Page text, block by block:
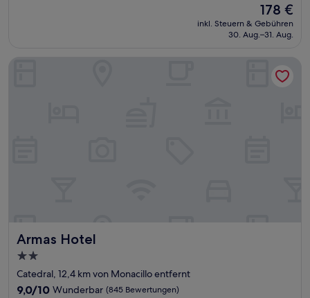
Der
Preis
beträgt
178 €
inkl. Steuern & Gebühren
30. Aug.–31. Aug.
Armas Hotel
Armas Hotel
2.0-
Sterne-
Unterkunft
Catedral, 12,4 km von Monacillo entfernt
9.0
9,0/10 Wunderbar (845 Bewertungen)